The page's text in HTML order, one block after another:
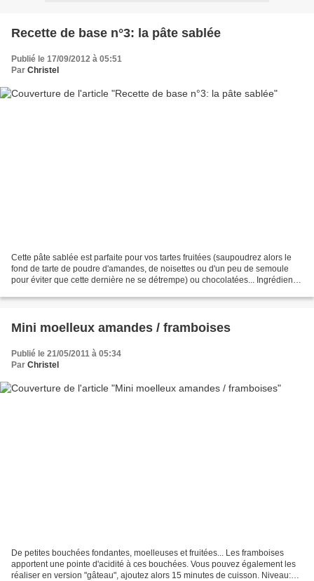
Recette de base n°3: la pâte sablée
Publié le 17/09/2012 à 05:51
Par Christel
Cette pâte sablée est parfaite pour vos tartes fruitées (saupoudrez alors le
fond de tarte de poudre d'amandes, de noisettes ou d'un peu de semoule
pour éviter que cette dernière ne se détrempe) ou chocolatées... Ingrédients:
Mini moelleux amandes / framboises
Publié le 21/05/2011 à 05:34
Par Christel
De petites bouchées fondantes, moelleuses et fruitées... Les framboises
apportent une pointe d'acidité à ces bouchées. Vous pouvez également les
réaliser en version "gâteau", ajoutez alors 15 minutes de cuisson. Niveau: